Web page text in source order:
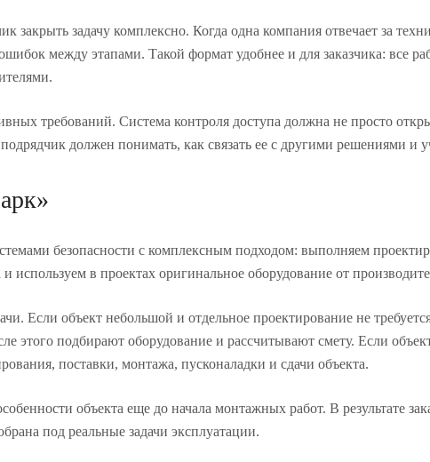
закрыть задачу комплексно. Когда одна компания отвечает за
между этапами. Такой формат удобнее и для заказчика: все
требований. Система контроля доступа должна не просто
должен понимать, как связать ее с другими решениями и
безопасности с комплексным подходом: выполняем
используем в проектах оригинальное оборудование от
Если объект небольшой и отдельное проектирование не
этого подбирают оборудование и рассчитывают смету. Если
поставки, монтажа, пусконаладки и сдачи объекта.
объекта еще до начала монтажных работ. В результате
под реальные задачи эксплуатации.